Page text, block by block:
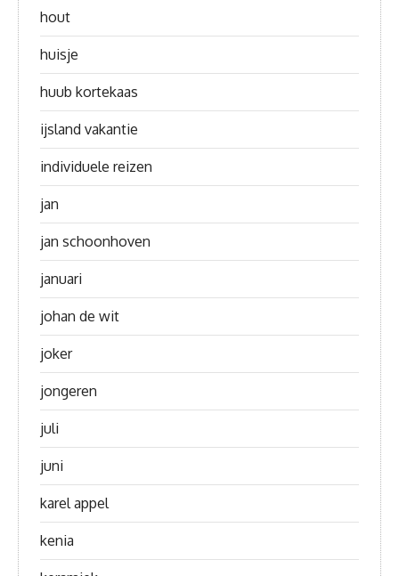
hout
huisje
huub kortekaas
ijsland vakantie
individuele reizen
jan
jan schoonhoven
januari
johan de wit
joker
jongeren
juli
juni
karel appel
kenia